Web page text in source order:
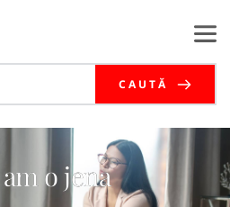
CAUTĂ
o jena